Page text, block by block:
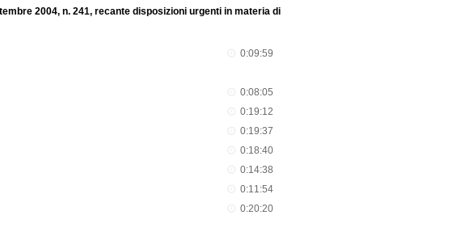
2004, n. 241, recante disposizioni urgenti in materia di
0:09:59
0:08:05
0:19:12
0:19:37
0:18:40
0:14:38
0:11:54
0:20:20